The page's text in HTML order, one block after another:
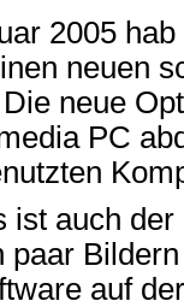
2005
neuen
neue
PC
ist auch
paar
auf